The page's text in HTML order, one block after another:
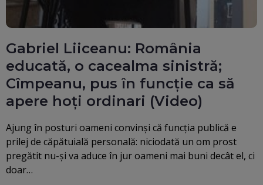
Gabriel Liiceanu: România
educată, o cacealma sinistră;
Cîmpeanu, pus în funcție ca să
apere hoți ordinari (Video)
Ajung în posturi oameni convinși că funcția publică e
prilej de căpătuială personală: niciodată un om prost
pregătit nu-și va aduce în jur oameni mai buni decât el, ci
doar…